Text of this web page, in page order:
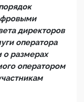
директоров
оператора
о размерах
оператором